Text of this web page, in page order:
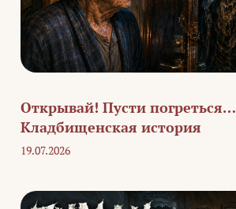
Открывай! Пусти погреться…
Кладбищенская история
19.07.2026